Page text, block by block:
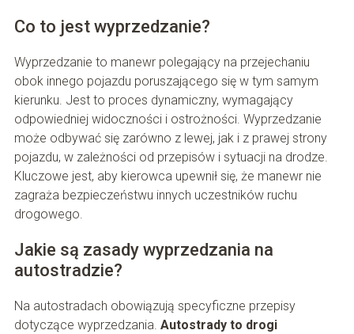
Co to jest wyprzedzanie?
Wyprzedzanie to manewr polegający na przejechaniu
obok innego pojazdu poruszającego się w tym samym
kierunku. Jest to proces dynamiczny, wymagający
odpowiedniej widoczności i ostrożności. Wyprzedzanie
może odbywać się zarówno z lewej, jak i z prawej strony
pojazdu, w zależności od przepisów i sytuacji na drodze.
Kluczowe jest, aby kierowca upewnił się, że manewr nie
zagraża bezpieczeństwu innych uczestników ruchu
drogowego.
Jakie są zasady wyprzedzania na
autostradzie?
Na autostradach obowiązują specyficzne przepisy
dotyczące wyprzedzania. Autostrady to drogi